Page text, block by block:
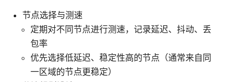
节点选择与测速
定期对不同节点进行测速，记录延迟、抖动、丢
包率
优先选择低延迟、稳定性高的节点（通常来自同
一区域的节点更稳定）